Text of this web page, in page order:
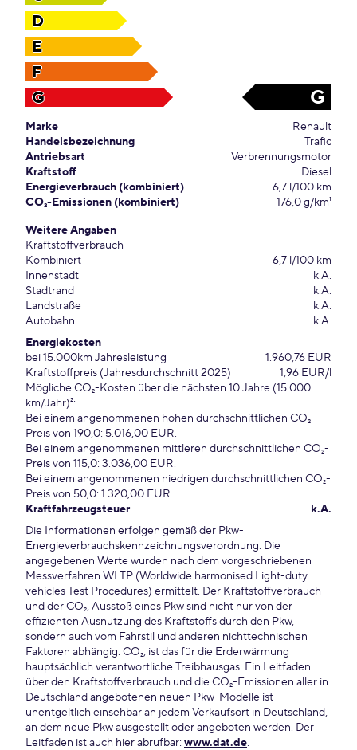
D
E
F
G
G
Marke
Renault
Handelsbezeichnung
Trafic
Antriebsart
Verbrennungsmotor
Kraftstoff
Diesel
Energieverbrauch (kombiniert)
6,7 l/100 km
CO₂-Emissionen (kombiniert)
176,0 g/km¹
Weitere Angaben
Kraftstoffverbrauch
Kombiniert
6,7 l/100 km
Innenstadt
k.A.
Stadtrand
k.A.
Landstraße
k.A.
Autobahn
k.A.
Energiekosten
bei 15.000km Jahresleistung
1.960,76 EUR
Kraftstoffpreis (Jahresdurchschnitt 2025)
1,96 EUR/l
Mögliche CO₂-Kosten über die nächsten 10 Jahre (15.000
km/Jahr)²:
Bei einem angenommenen hohen durchschnittlichen CO₂-
Preis von 190,0: 5.016,00 EUR.
Bei einem angenommenen mittleren durchschnittlichen CO₂-
Preis von 115,0: 3.036,00 EUR.
Bei einem angenommenen niedrigen durchschnittlichen CO₂-
Preis von 50,0: 1.320,00 EUR
Kraftfahrzeugsteuer
k.A.
Die Informationen erfolgen gemäß der Pkw-
Energieverbrauchskennzeichnungsverordnung. Die
angegebenen Werte wurden nach dem vorgeschriebenen
Messverfahren WLTP (Worldwide harmonised Light-duty
vehicles Test Procedures) ermittelt. Der Kraftstoffverbrauch
und der CO₂, Ausstoß eines Pkw sind nicht nur von der
effizienten Ausnutzung des Kraftstoffs durch den Pkw,
sondern auch vom Fahrstil und anderen nichttechnischen
Faktoren abhängig. CO₂, ist das für die Erderwärmung
hauptsächlich verantwortliche Treibhausgas. Ein Leitfaden
über den Kraftstoffverbrauch und die CO₂-Emissionen aller in
Deutschland angebotenen neuen Pkw-Modelle ist
unentgeltlich einsehbar an jedem Verkaufsort in Deutschland,
an dem neue Pkw ausgestellt oder angeboten werden. Der
Leitfaden ist auch hier abrufbar: www.dat.de.